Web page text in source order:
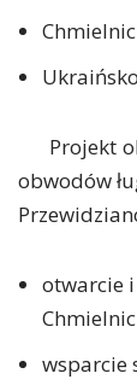
Projekt
obwodów
otwarcie
wsparcie